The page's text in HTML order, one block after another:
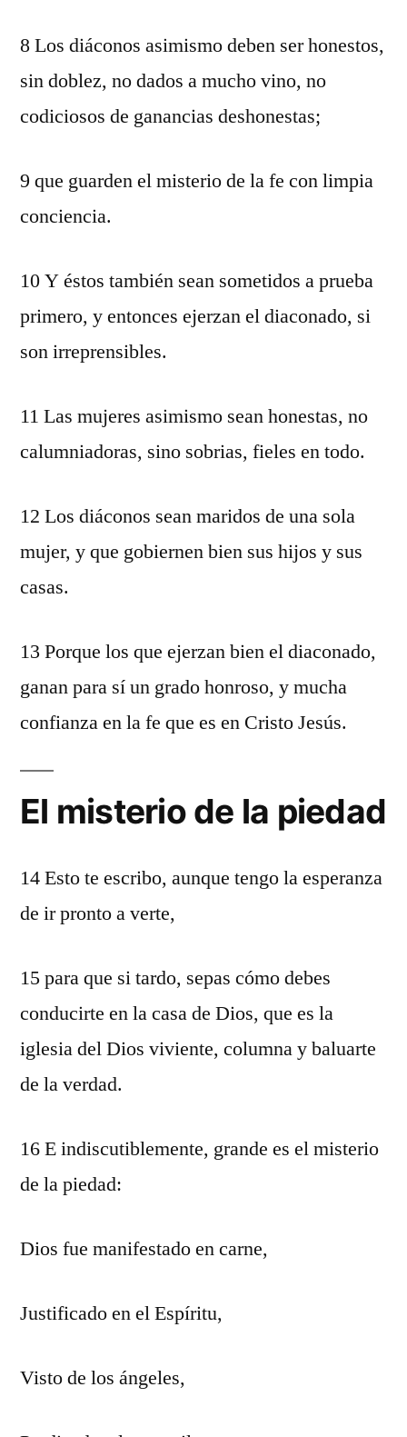
8 Los diáconos asimismo deben ser honestos,
sin doblez, no dados a mucho vino, no
codiciosos de ganancias deshonestas;
9 que guarden el misterio de la fe con limpia
conciencia.
10 Y éstos también sean sometidos a prueba
primero, y entonces ejerzan el diaconado, si
son irreprensibles.
11 Las mujeres asimismo sean honestas, no
calumniadoras, sino sobrias, fieles en todo.
12 Los diáconos sean maridos de una sola
mujer, y que gobiernen bien sus hijos y sus
casas.
13 Porque los que ejerzan bien el diaconado,
ganan para sí un grado honroso, y mucha
confianza en la fe que es en Cristo Jesús.
El misterio de la piedad
14 Esto te escribo, aunque tengo la esperanza
de ir pronto a verte,
15 para que si tardo, sepas cómo debes
conducirte en la casa de Dios, que es la
iglesia del Dios viviente, columna y baluarte
de la verdad.
16 E indiscutiblemente, grande es el misterio
de la piedad:
Dios fue manifestado en carne,
Justificado en el Espíritu,
Visto de los ángeles,